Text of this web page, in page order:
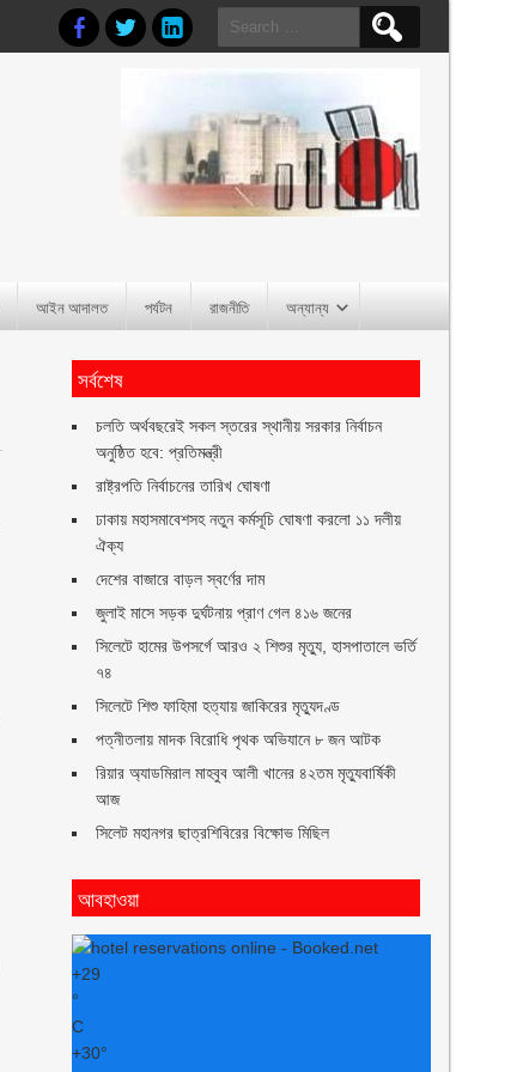
Search
for:
আইন আদালত পর্যটন রাজনীতি অন্যান্য
সর্বশেষ
চলতি অর্থবছরেই সকল স্তরের স্থানীয় সরকার নির্বাচন
অনুষ্ঠিত হবে: প্রতিমন্ত্রী
রাষ্ট্রপতি নির্বাচনের তারিখ ঘোষণা
ঢাকায় মহাসমাবেশসহ নতুন কর্মসূচি ঘোষণা করলো ১১ দলীয়
ঐক্য
দেশের বাজারে বাড়ল স্বর্ণের দাম
জুলাই মাসে সড়ক দুর্ঘটনায় প্রাণ গেল ৪১৬ জনের
সিলেটে হামের উপসর্গে আরও ২ শিশুর মৃত্যু, হাসপাতালে ভর্তি
৭৪
সিলেটে শিশু ফাহিমা হত্যায় জাকিরের মৃত্যুদণ্ড
পত্নীতলায় মাদক বিরোধি পৃথক অভিযানে ৮ জন আটক
রিয়ার অ্যাডমিরাল মাহবুব আলী খানের ৪২তম মৃত্যুবার্ষিকী
আজ
সিলেট মহানগর ছাত্রশিবিরের বিক্ষোভ মিছিল
আবহাওয়া
+29
°
C
+30°